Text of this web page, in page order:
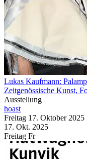
Lukas Kaufmann:
Zeitgenössische Kunst,
Ausstellung
hoast
Freitag 17. Oktober2025
17. Okt. 2025
Freitag Fr